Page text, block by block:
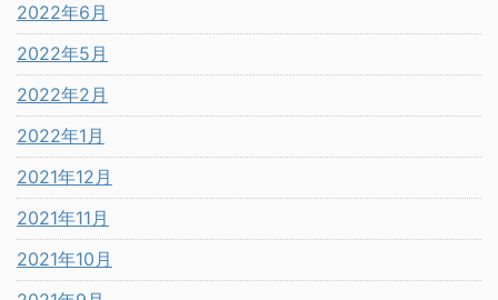
2022年6月
2022年5月
2022年2月
2022年1月
2021年12月
2021年11月
2021年10月